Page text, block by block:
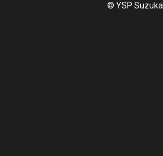
© YSP Suzuka